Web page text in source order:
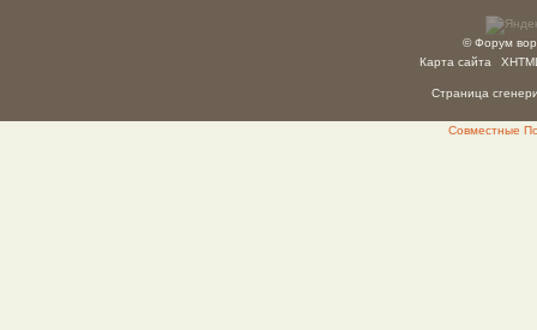
© Форум
Карта сайта
Страница
Совместные